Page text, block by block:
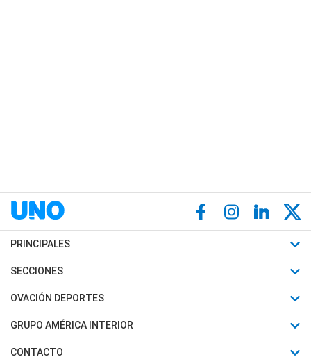
PRINCIPALES
Últimas Noticias
Política
Judiciales
SECCIONES
Horóscopo
Motores
OVACIÓN DEPORTES
Fútbol
Mundial
GRUPO AMÉRICA INTERIOR
Canal 7 en Vivo
CONTACTO